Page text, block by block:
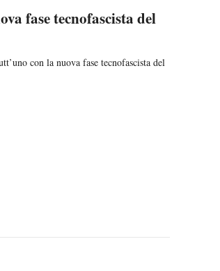
fase tecnofascista del
con la nuova fase tecnofascista del